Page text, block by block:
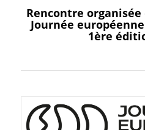
Rencontre
Journée
1ère